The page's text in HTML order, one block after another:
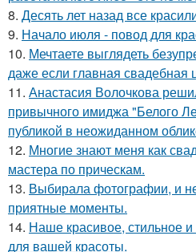
8. Десять лет назад все
9. Начало июля - повод для
10. Мечтаете выглядеть
даже если главная свадебная
11. Анастасия Волочкова
привычного имиджа "Белого
публикой в неожиданном
12. Многие знают меня как
мастера по прическам.
13. Выбирала фотографии, и
приятные моменты.
14. Наше красивое, стильное
для вашей красоты.